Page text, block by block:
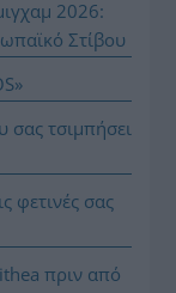
2026:
Στίβου
σας τσιμπήσει
φετινές σας
πριν από